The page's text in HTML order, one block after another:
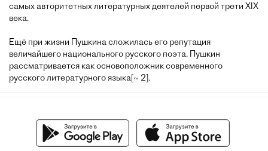
самых авторитетных литературных деятелей первой трети XIX
века.
Ещё при жизни Пушкина сложилась его репутация
величайшего национального русского поэта. Пушкин
рассматривается как основоположник современного
русского литературного языка[~ 2].